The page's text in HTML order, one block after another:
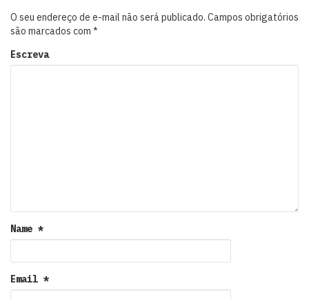
O seu endereço de e-mail não será publicado. Campos obrigatórios
são marcados com *
Escreva
Name *
Email *